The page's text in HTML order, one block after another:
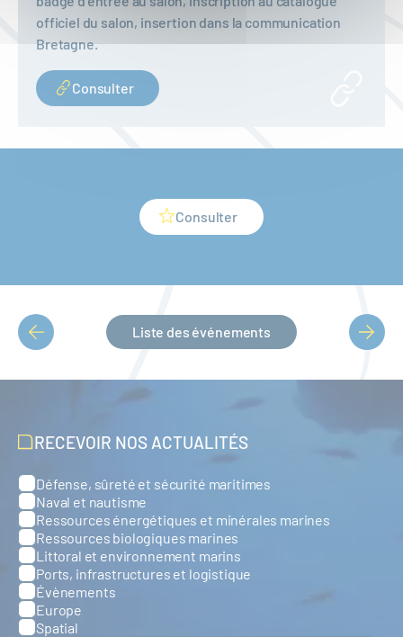
officiel du salon, insertion dans la communication
Bretagne.
Consulter
Consulter
PAGINATION
Liste des événements
RECEVOIR NOS ACTUALITÉS
Catégories
Défense, sûreté et sécurité maritimes
Naval et nautisme
Ressources énergétiques et minérales marines
Ressources biologiques marines
Littoral et environnement marins
Ports, infrastructures et logistique
Évènements
Europe
Spatial